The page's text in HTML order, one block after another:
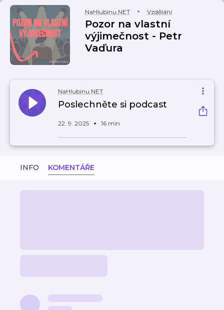
NaHlubinu.NET Vzdělání
Pozor na vlastní
výjimečnost - Petr
Vaďura
NaHlubinu.NET
Poslechněte si podcast
22. 9. 2025 16 min
INFO KOMENTÁŘE